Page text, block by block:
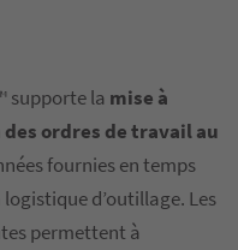
supporte la mise à
ordres de travail au
fournies en temps
d’outillage. Les
permettent à